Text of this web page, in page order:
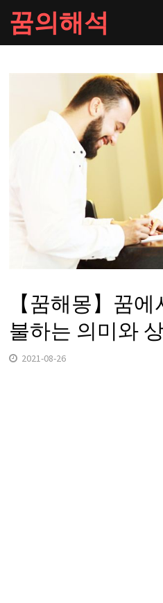
Skip
to
content
꿈의해석
【꿈해몽】꿈
불하는 의미와
2021-08-26